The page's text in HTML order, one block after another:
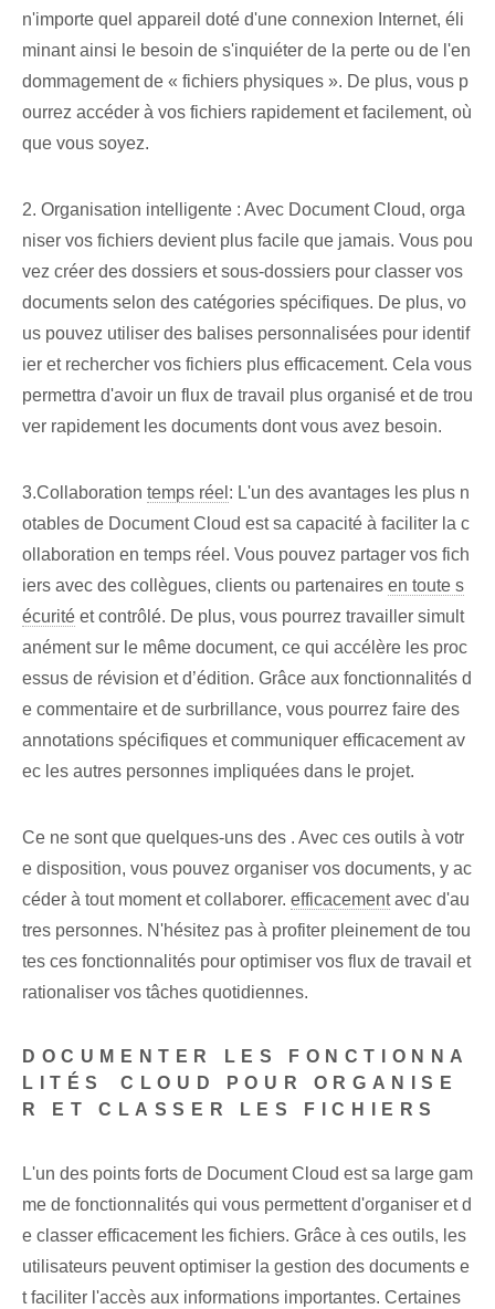
n'importe quel appareil doté d'une connexion Internet, éli
minant ainsi le besoin de s'inquiéter de la perte⁣ ou de l'en
dommagement⁤ de « fichiers physiques ». De plus, vous p
ourrez accéder à vos fichiers rapidement et facilement, où
que vous soyez.
2. Organisation intelligente : Avec Document Cloud, orga
niser vos fichiers devient plus facile que jamais. Vous pou
vez créer des dossiers et sous-dossiers pour classer vos
documents selon des catégories spécifiques. De plus, vo
us pouvez utiliser des balises personnalisées⁢ pour identif
ier et rechercher vos fichiers plus efficacement. Cela vous
permettra d'avoir un flux de travail plus organisé et de trou
ver rapidement les documents dont vous avez besoin.
3.⁢Collaboration temps réel : ⁢L'un des avantages les plus n
otables de ⁤Document Cloud est ⁢sa capacité à faciliter la c
ollaboration en temps réel. Vous pouvez partager vos fich
iers avec des collègues, clients ou partenaires​ en toute s
écurité et contrôlé. De plus, vous pourrez travailler simult
anément sur le même document, ce qui accélère les proc
essus de révision et d’édition. Grâce aux fonctionnalités d
e commentaire et de surbrillance, vous pourrez faire des
annotations spécifiques et communiquer efficacement av
ec les autres personnes impliquées dans le projet.
Ce ne sont que quelques-uns des . Avec ces outils à votr
e disposition, vous pouvez organiser vos documents, y ac
céder à tout moment et collaborer. efficacementavec d'au
tres personnes. N'hésitez pas à profiter pleinement de tou
tes ces fonctionnalités pour optimiser vos flux de travail et
rationaliser vos tâches quotidiennes.
DOCUMENTER LES FONCTIONNA
LITÉS ⁢CLOUD POUR ORGANISE
R ET CLASSER LES FICHIERS
L'un des points forts de Document Cloud est sa large gam
me de fonctionnalités qui vous permettent d'organiser et d
e classer efficacement les fichiers. Grâce à ces outils, les
utilisateurs peuvent optimiser la gestion des documents e
t faciliter l'accès aux informations importantes. Certaines